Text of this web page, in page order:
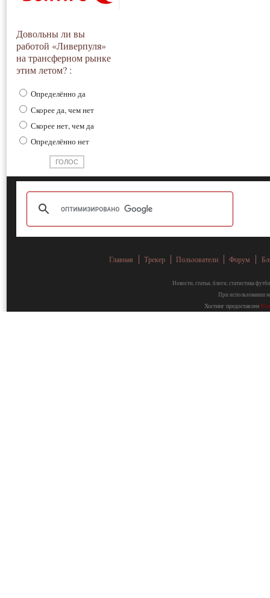
Довольны ли вы
работой «Ливерпуля»
на трансферном рынке
этим летом? :
Определённо да
Скорее да, чем нет
Скорее нет, чем да
Определённо нет
Главная Трекер Пользователи Форум
Новости, статьи, блоги, статистика
При использовании
Хостинг предоставлен